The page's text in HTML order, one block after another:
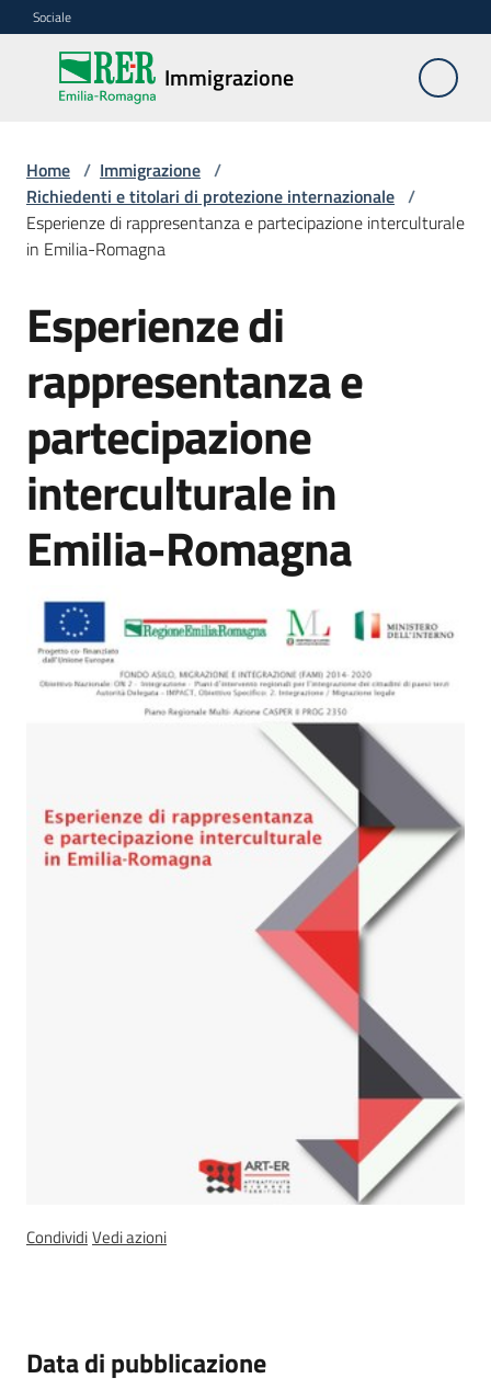
Vai al contenuto
Vai alla navigazione
Vai al footer
Sociale
Immigrazione
Immigrazione
Interventi
Progetti
Documentazione
Osservatorio
regionale
sul
migratorio
Argomenti
Home / Immigrazione /
Richiedenti e titolari di protezione internazionale /
Esperienze di rappresentanza e partecipazione interculturale
in Emilia-Romagna
Salta al contenuto
Esperienze di
rappresentanza e
partecipazione
interculturale in
Emilia-Romagna
CondividiVedi azioni
Data di pubblicazione